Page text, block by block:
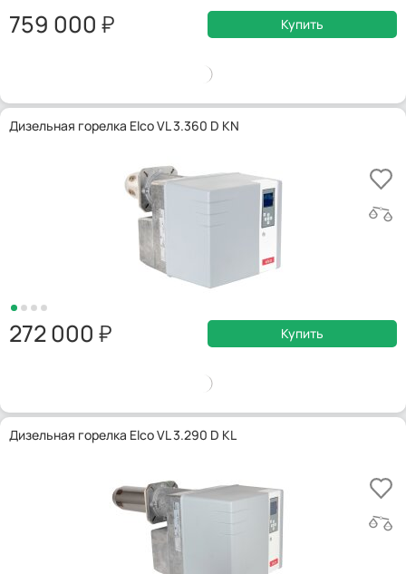
759 000 Купить
Дизельная горелка Elco VL 3.360 D KN
272 000 Купить
Дизельная горелка Elco VL 3.290 D KL